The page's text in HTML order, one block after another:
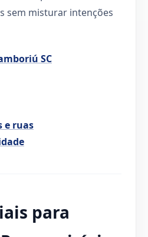
sem misturar intenções
SC
e ruas
para